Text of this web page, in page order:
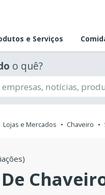
e Serviços
o quê?
Lojas e Mercados Chaveiro